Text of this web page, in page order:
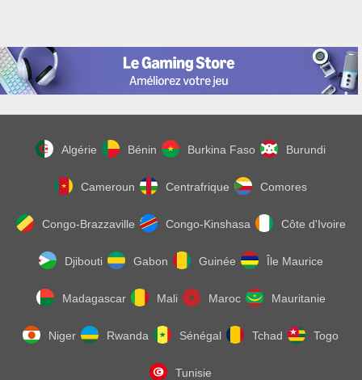
Algérie Bénin Burkina Faso Burundi
Cameroun Centrafrique Comores
Congo-Brazzaville Congo-Kinshasa Côte d'Ivoire
Djibouti Gabon Guinée Île Maurice
Madagascar Mali Maroc Mauritanie
Niger Rwanda Sénégal Tchad Togo
Tunisie